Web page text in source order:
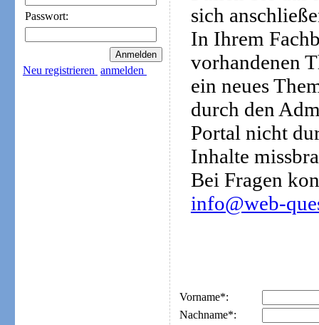
Passwort:
Neu registrieren anmelden
sich
In Ihrem
vorhandenen
ein neues
durch den
Portal nicht
Inhalte
Bei Fragen
info@web-
Vorname*:
Nachname*: